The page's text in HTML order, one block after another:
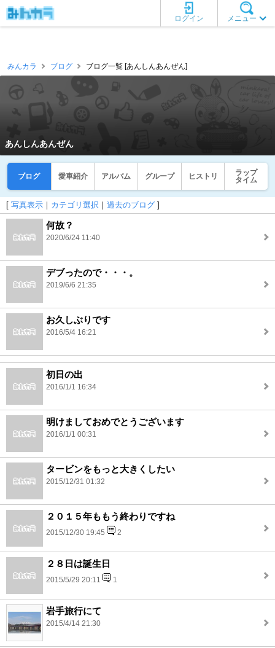
メニュー
ログイン
みんカラ ブログ ブログ一覧 [あんしんあんぜん]
あんしんあんぜん
ブログ 愛車紹介 アルバム グループ ヒストリ
ラップ
タイム
[ 写真表示 ｜ カテゴリ選択 ｜ 過去のブログ ]
何故？
2020/6/24 11:40
デブったので・・・。
2019/6/6 21:35
お久しぶりです
2016/5/4 16:21
初日の出
2016/1/1 16:34
明けましておめでとうございます
2016/1/1 00:31
タービンをもっと大きくしたい
2015/12/31 01:32
２０１５年ももう終わりですね
2015/12/30 19:45 2
２８日は誕生日
2015/5/29 20:11 1
岩手旅行にて
2015/4/14 21:30